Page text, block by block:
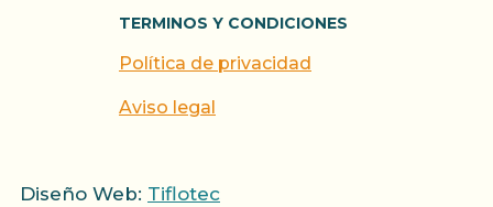
TERMINOS Y CONDICIONES
Política de privacidad
Aviso legal
Diseño Web: Tiflotec